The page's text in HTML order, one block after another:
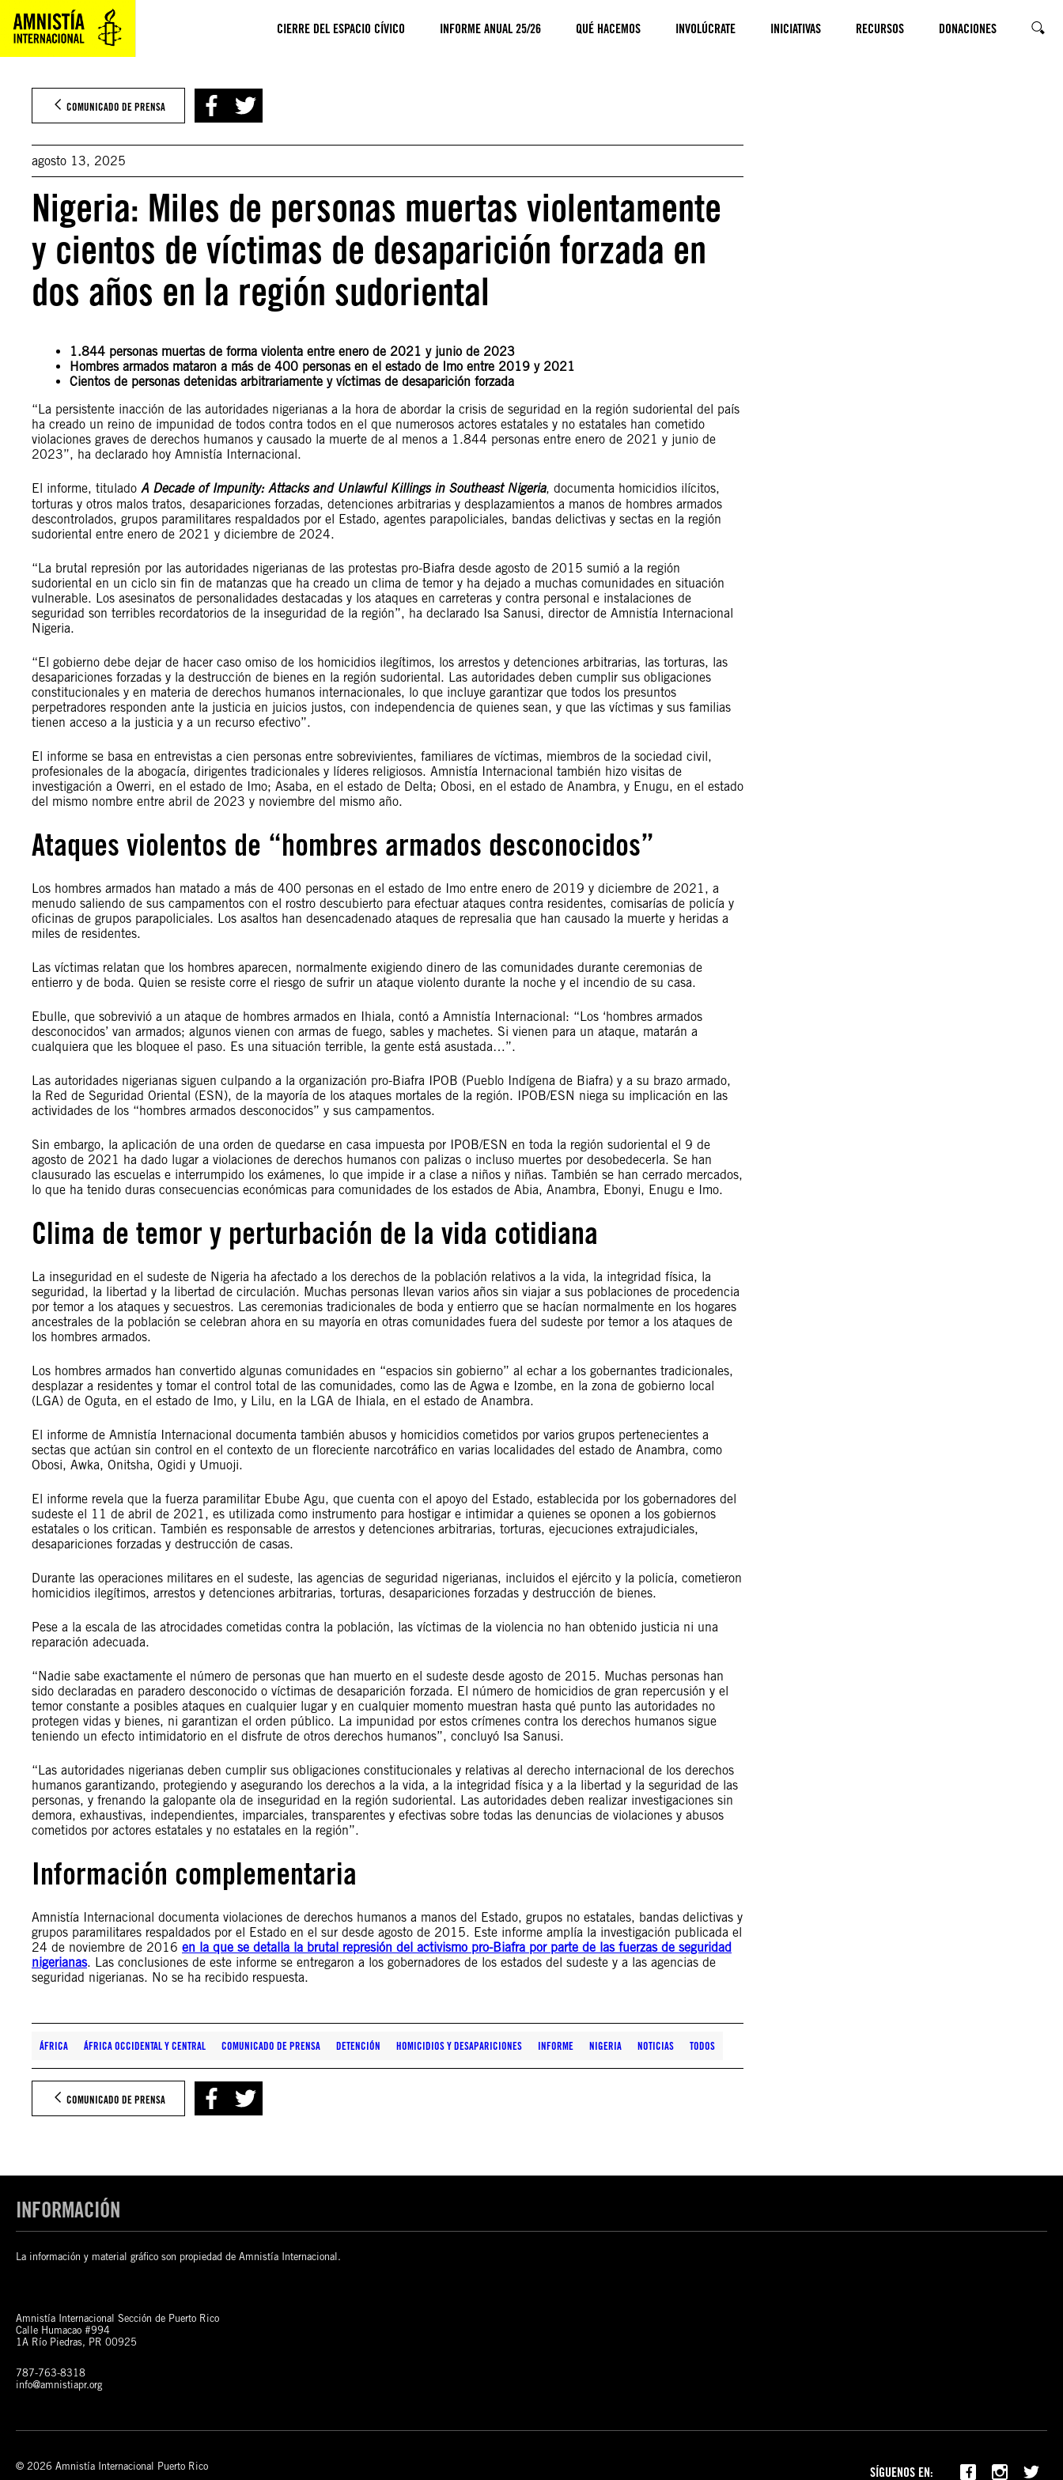
CIERRE DEL ESPACIO CÍVICO INFORME ANUAL 25/26 QUÉ HACEMOS INVOLÚCRATE INICIATIVAS RECURSOS DONACIONES
contenido
COMUNICADO DE PRENSA
agosto 13, 2025
Nigeria: Miles de personas muertas violentamente
y cientos de víctimas de desaparición forzada en
dos años en la región sudoriental
1.844 personas muertas de forma violenta entre enero de 2021 y junio de 2023
Hombres armados mataron a más de 400 personas en el estado de Imo entre 2019 y 2021
Cientos de personas detenidas arbitrariamente y víctimas de desaparición forzada
“La persistente inacción de las autoridades nigerianas a la hora de abordar la crisis de seguridad en la región sudoriental del país
ha creado un reino de impunidad de todos contra todos en el que numerosos actores estatales y no estatales han cometido
violaciones graves de derechos humanos y causado la muerte de al menos a 1.844 personas entre enero de 2021 y junio de
2023”, ha declarado hoy Amnistía Internacional.
El informe, titulado A Decade of Impunity: Attacks and Unlawful Killings in Southeast Nigeria, documenta homicidios ilícitos,
torturas y otros malos tratos, desapariciones forzadas, detenciones arbitrarias y desplazamientos a manos de hombres armados
descontrolados, grupos paramilitares respaldados por el Estado, agentes parapoliciales, bandas delictivas y sectas en la región
sudoriental entre enero de 2021 y diciembre de 2024.
“La brutal represión por las autoridades nigerianas de las protestas pro-Biafra desde agosto de 2015 sumió a la región
sudoriental en un ciclo sin fin de matanzas que ha creado un clima de temor y ha dejado a muchas comunidades en situación
vulnerable. Los asesinatos de personalidades destacadas y los ataques en carreteras y contra personal e instalaciones de
seguridad son terribles recordatorios de la inseguridad de la región”, ha declarado Isa Sanusi, director de Amnistía Internacional
Nigeria.
“El gobierno debe dejar de hacer caso omiso de los homicidios ilegítimos, los arrestos y detenciones arbitrarias, las torturas, las
desapariciones forzadas y la destrucción de bienes en la región sudoriental. Las autoridades deben cumplir sus obligaciones
constitucionales y en materia de derechos humanos internacionales, lo que incluye garantizar que todos los presuntos
perpetradores responden ante la justicia en juicios justos, con independencia de quienes sean, y que las víctimas y sus familias
tienen acceso a la justicia y a un recurso efectivo”.
El informe se basa en entrevistas a cien personas entre sobrevivientes, familiares de víctimas, miembros de la sociedad civil,
profesionales de la abogacía, dirigentes tradicionales y líderes religiosos. Amnistía Internacional también hizo visitas de
investigación a Owerri, en el estado de Imo; Asaba, en el estado de Delta; Obosi, en el estado de Anambra, y Enugu, en el estado
del mismo nombre entre abril de 2023 y noviembre del mismo año.
Ataques violentos de “hombres armados desconocidos”
Los hombres armados han matado a más de 400 personas en el estado de Imo entre enero de 2019 y diciembre de 2021, a
menudo saliendo de sus campamentos con el rostro descubierto para efectuar ataques contra residentes, comisarías de policía y
oficinas de grupos parapoliciales. Los asaltos han desencadenado ataques de represalia que han causado la muerte y heridas a
miles de residentes.
Las víctimas relatan que los hombres aparecen, normalmente exigiendo dinero de las comunidades durante ceremonias de
entierro y de boda. Quien se resiste corre el riesgo de sufrir un ataque violento durante la noche y el incendio de su casa.
Ebulle, que sobrevivió a un ataque de hombres armados en Ihiala, contó a Amnistía Internacional: “Los ‘hombres armados
desconocidos’ van armados; algunos vienen con armas de fuego, sables y machetes. Si vienen para un ataque, matarán a
cualquiera que les bloquee el paso. Es una situación terrible, la gente está asustada…”.
Las autoridades nigerianas siguen culpando a la organización pro-Biafra IPOB (Pueblo Indígena de Biafra) y a su brazo armado,
la Red de Seguridad Oriental (ESN), de la mayoría de los ataques mortales de la región. IPOB/ESN niega su implicación en las
actividades de los “hombres armados desconocidos” y sus campamentos.
Sin embargo, la aplicación de una orden de quedarse en casa impuesta por IPOB/ESN en toda la región sudoriental el 9 de
agosto de 2021 ha dado lugar a violaciones de derechos humanos con palizas o incluso muertes por desobedecerla. Se han
clausurado las escuelas e interrumpido los exámenes, lo que impide ir a clase a niños y niñas. También se han cerrado mercados,
lo que ha tenido duras consecuencias económicas para comunidades de los estados de Abia, Anambra, Ebonyi, Enugu e Imo.
Clima de temor y perturbación de la vida cotidiana
La inseguridad en el sudeste de Nigeria ha afectado a los derechos de la población relativos a la vida, la integridad física, la
seguridad, la libertad y la libertad de circulación. Muchas personas llevan varios años sin viajar a sus poblaciones de procedencia
por temor a los ataques y secuestros. Las ceremonias tradicionales de boda y entierro que se hacían normalmente en los hogares
ancestrales de la población se celebran ahora en su mayoría en otras comunidades fuera del sudeste por temor a los ataques de
los hombres armados.
Los hombres armados han convertido algunas comunidades en “espacios sin gobierno” al echar a los gobernantes tradicionales,
desplazar a residentes y tomar el control total de las comunidades, como las de Agwa e Izombe, en la zona de gobierno local
(LGA) de Oguta, en el estado de Imo, y Lilu, en la LGA de Ihiala, en el estado de Anambra.
El informe de Amnistía Internacional documenta también abusos y homicidios cometidos por varios grupos pertenecientes a
sectas que actúan sin control en el contexto de un floreciente narcotráfico en varias localidades del estado de Anambra, como
Obosi, Awka, Onitsha, Ogidi y Umuoji.
El informe revela que la fuerza paramilitar Ebube Agu, que cuenta con el apoyo del Estado, establecida por los gobernadores del
sudeste el 11 de abril de 2021, es utilizada como instrumento para hostigar e intimidar a quienes se oponen a los gobiernos
estatales o los critican. También es responsable de arrestos y detenciones arbitrarias, torturas, ejecuciones extrajudiciales,
desapariciones forzadas y destrucción de casas.
Durante las operaciones militares en el sudeste, las agencias de seguridad nigerianas, incluidos el ejército y la policía, cometieron
homicidios ilegítimos, arrestos y detenciones arbitrarias, torturas, desapariciones forzadas y destrucción de bienes.
Pese a la escala de las atrocidades cometidas contra la población, las víctimas de la violencia no han obtenido justicia ni una
reparación adecuada.
“Nadie sabe exactamente el número de personas que han muerto en el sudeste desde agosto de 2015. Muchas personas han
sido declaradas en paradero desconocido o víctimas de desaparición forzada. El número de homicidios de gran repercusión y el
temor constante a posibles ataques en cualquier lugar y en cualquier momento muestran hasta qué punto las autoridades no
protegen vidas y bienes, ni garantizan el orden público. La impunidad por estos crímenes contra los derechos humanos sigue
teniendo un efecto intimidatorio en el disfrute de otros derechos humanos”, concluyó Isa Sanusi.
“Las autoridades nigerianas deben cumplir sus obligaciones constitucionales y relativas al derecho internacional de los derechos
humanos garantizando, protegiendo y asegurando los derechos a la vida, a la integridad física y a la libertad y la seguridad de las
personas, y frenando la galopante ola de inseguridad en la región sudoriental. Las autoridades deben realizar investigaciones sin
demora, exhaustivas, independientes, imparciales, transparentes y efectivas sobre todas las denuncias de violaciones y abusos
cometidos por actores estatales y no estatales en la región”.
Información complementaria
Amnistía Internacional documenta violaciones de derechos humanos a manos del Estado, grupos no estatales, bandas delictivas y
grupos paramilitares respaldados por el Estado en el sur desde agosto de 2015. Este informe amplía la investigación publicada el
24 de noviembre de 2016 en la que se detalla la brutal represión del activismo pro-Biafra por parte de las fuerzas de seguridad
nigerianas. Las conclusiones de este informe se entregaron a los gobernadores de los estados del sudeste y a las agencias de
seguridad nigerianas. No se ha recibido respuesta.
ÁFRICA ÁFRICA OCCIDENTAL Y CENTRAL COMUNICADO DE PRENSA DETENCIÓN HOMICIDIOS Y DESAPARICIONES INFORME NIGERIA NOTICIAS TODOS
COMUNICADO DE PRENSA
INFORMACIÓN
La información y material gráfico son propiedad de Amnistía Internacional.
Amnistía Internacional Sección de Puerto Rico
Calle Humacao #994
1A Río Piedras, PR 00925
787-763-8318
info@amnistiapr.org
© 2026 Amnistía Internacional Puerto Rico SÍGUENOS EN: